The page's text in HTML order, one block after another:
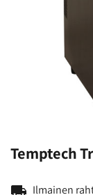
Temptech
local_shipping Ilmainen